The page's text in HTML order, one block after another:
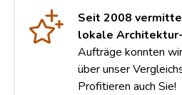
Seit 2008
lokale
Aufträge konnten
über unser
Profitieren auch Sie!